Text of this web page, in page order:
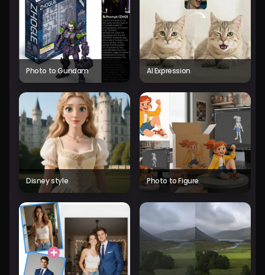
Photo to Gundam AI Expression
Disney style Photo to Figure